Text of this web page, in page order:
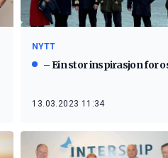
NYTT
– Ein stor inspirasjon for
13.03.2023 11:34